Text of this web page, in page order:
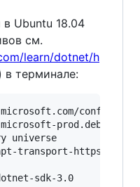
Ubuntu 18.04
см.
learn/dotnet/h
в терминале:
config/
prod.deb
universe
transport-https